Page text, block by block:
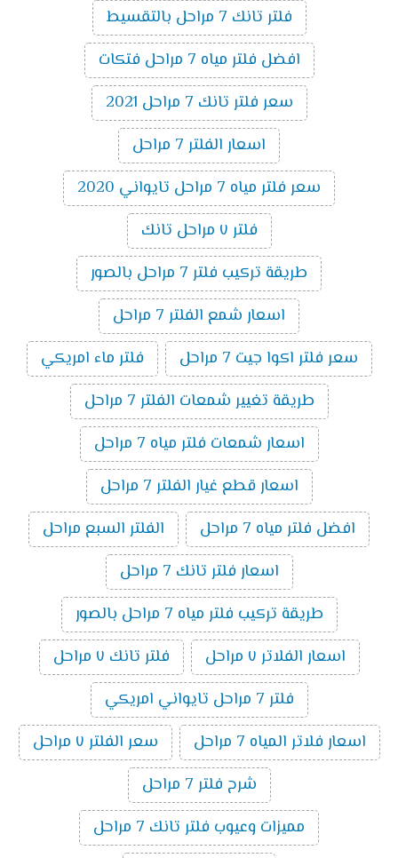
فلتر تانك 7 مراحل بالتقسيط
افضل فلتر مياه 7 مراحل فتكات
سعر فلتر تانك 7 مراحل 2021
اسعار الفلتر 7 مراحل
سعر فلتر مياه 7 مراحل تايواني 2020
فلتر ٧ مراحل تانك
طريقة تركيب فلتر 7 مراحل بالصور
اسعار شمع الفلتر 7 مراحل
سعر فلتر اكوا جيت 7 مراحل
فلتر ماء امريكي
طريقة تغيير شمعات الفلتر 7 مراحل
اسعار شمعات فلتر مياه 7 مراحل
اسعار قطع غيار الفلتر 7 مراحل
افضل فلتر مياه 7 مراحل
الفلتر السبع مراحل
اسعار فلتر تانك 7 مراحل
طريقة تركيب فلتر مياه 7 مراحل بالصور
اسعار الفلاتر ٧ مراحل
فلتر تانك ٧ مراحل
فلتر 7 مراحل تايواني امريكي
اسعار فلاتر المياه 7 مراحل
سعر الفلتر ٧ مراحل
شرح فلتر 7 مراحل
مميزات وعيوب فلتر تانك 7 مراحل